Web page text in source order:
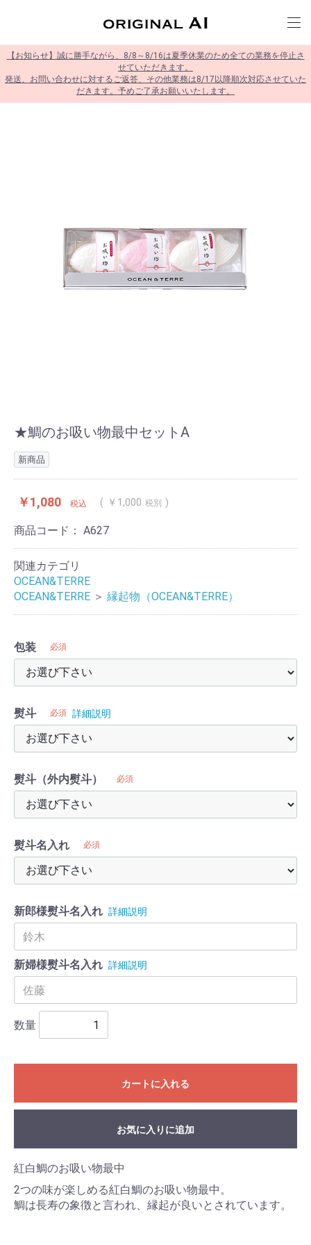
【お知らせ】誠に勝手ながら、8/8～8/16は夏季休業のため全ての業務を停止さ
せていただきます。
発送、お問い合わせに対するご返答、その他業務は8/17以降順次対応させていた
だきます。予めご了承お願いいたします。
★鯛のお吸い物最中セットA
新商品
￥1,080 税込 ￥1,000 税別
商品コード： A627
関連カテゴリ
OCEAN&TERRE
OCEAN&TERRE ＞ 縁起物（OCEAN&TERRE）
包装 必須
熨斗 必須 詳細説明
熨斗（外内熨斗） 必須
熨斗名入れ 必須
新郎様熨斗名入れ 詳細説明
新婦様熨斗名入れ 詳細説明
数量
カートに入れる
お気に入りに追加
紅白鯛のお吸い物最中
2つの味が楽しめる紅白鯛のお吸い物最中。
鯛は長寿の象徴と言われ、縁起が良いとされています。